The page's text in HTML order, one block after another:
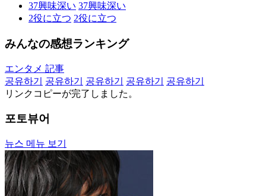
37興味深い 37興味深い
2役に立つ 2役に立つ
みんなの感想ランキング
エンタメ 記事
공유하기
공유하기 공유하기 공유하기
공유하기
リンクコピーが完了しました。
포토뷰어
뉴스 메뉴 보기